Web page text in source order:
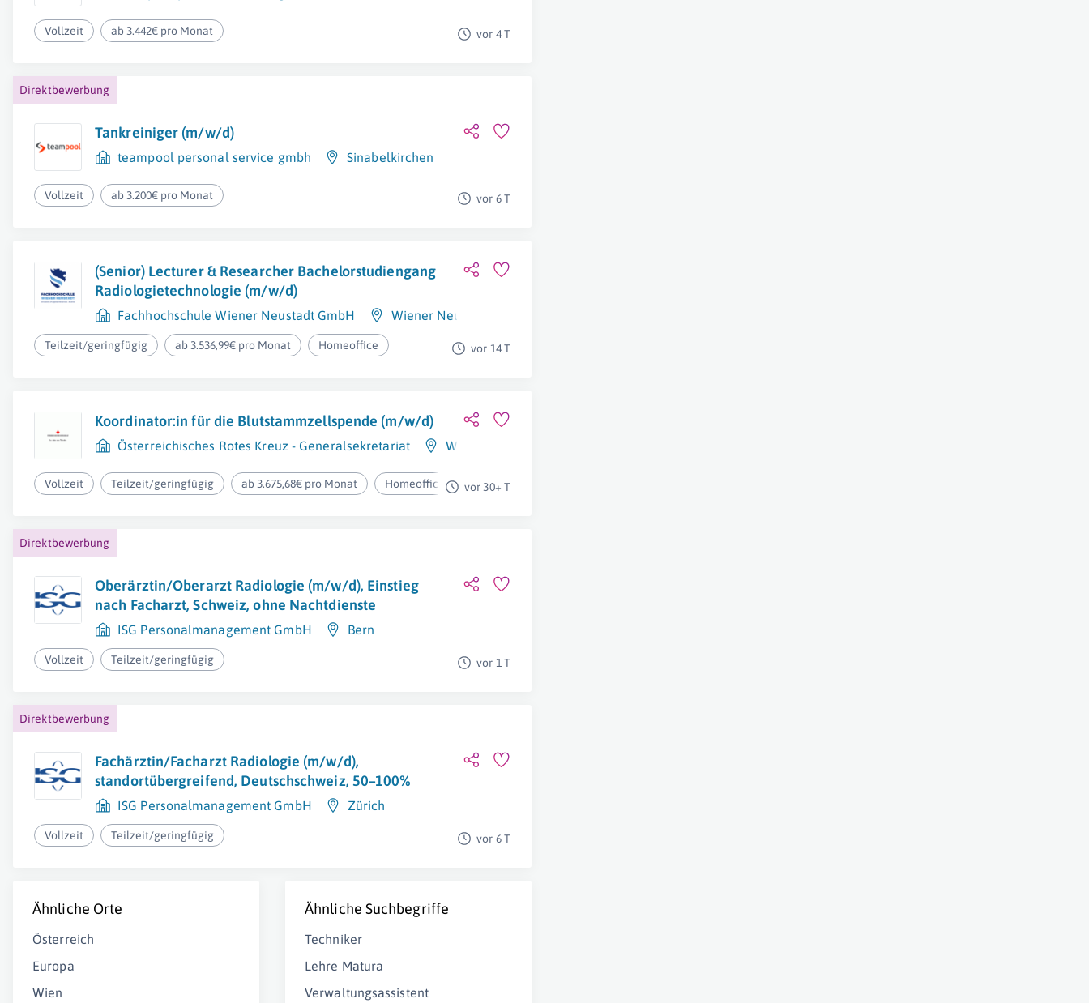
Vollzeit ab 3.442€ pro Monat vor 4 T
Direktbewerbung
Tankreiniger (m/w/d)
teampool personal service gmbh Sinabelkirchen
Vollzeit ab 3.200€ pro Monat vor 6 T
(Senior) Lecturer & Researcher Bachelorstudiengang
Radiologietechnologie (m/w/d)
Fachhochschule Wiener Neustadt GmbH Wiener Neustadt
Teilzeit/geringfügig ab 3.536,99€ pro Monat Homeoffice vor 14 T
Koordinator:in für die Blutstammzellspende (m/w/d)
Österreichisches Rotes Kreuz - Generalsekretariat Wien
Vollzeit Teilzeit/geringfügig ab 3.675,68€ pro Monat Homeoffice vor 30+ T
Direktbewerbung
Oberärztin/Oberarzt Radiologie (m/w/d), Einstieg
nach Facharzt, Schweiz, ohne Nachtdienste
ISG Personalmanagement GmbH Bern
Vollzeit Teilzeit/geringfügig vor 1 T
Direktbewerbung
Fachärztin/Facharzt Radiologie (m/w/d),
standortübergreifend, Deutschschweiz, 50–100%
ISG Personalmanagement GmbH Zürich
Vollzeit Teilzeit/geringfügig vor 6 T
Ähnliche Orte
Österreich
Europa
Wien
Ähnliche Suchbegriffe
Techniker
Lehre Matura
Verwaltungsassistent